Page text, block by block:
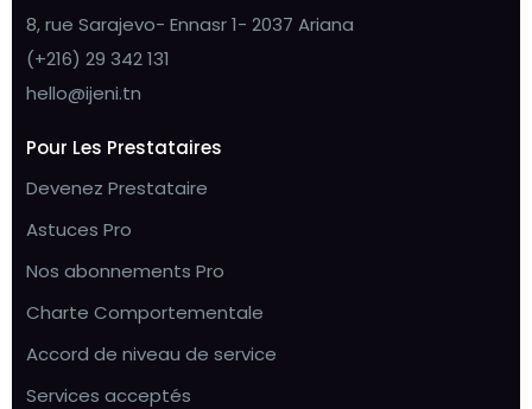
8, rue Sarajevo- Ennasr 1- 2037 Ariana
(+216) 29 342 131
hello@ijeni.tn
Pour Les Prestataires
Devenez Prestataire
Astuces Pro
Nos abonnements Pro
Charte Comportementale
Accord de niveau de service
Services acceptés